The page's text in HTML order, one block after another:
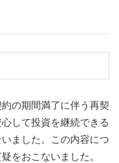
の期間満了に伴う再契
して投資を継続できる
ました。この内容につ
をおこないました。